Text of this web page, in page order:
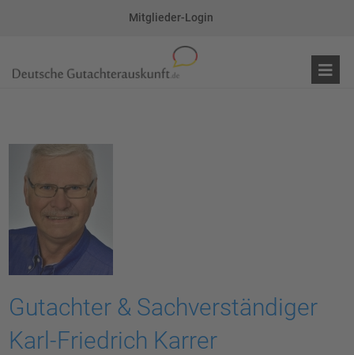
Mitglieder-Login
Gutachter & Sachverständiger
Karl-Friedrich Karrer